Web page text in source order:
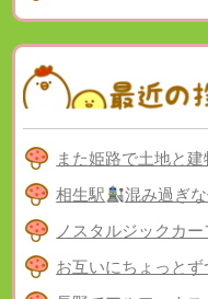
また姫路で土地と
相生駅
混み過ぎ
ノスタルジックカ
お互いにちょっと